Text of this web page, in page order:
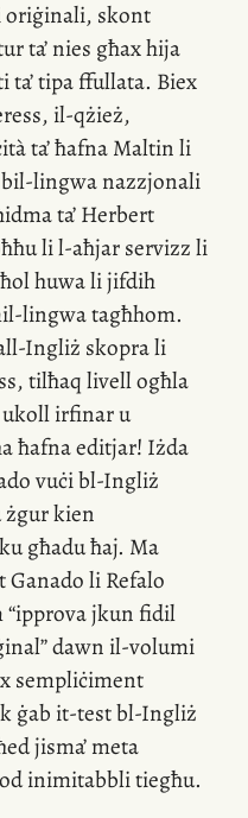
oriġinali, skont
ta’ nies għax hija
tipa ffullata. Biex
il-qżież,
ta’ ħafna Maltin li
bil-lingwanazzjonali
ta’ Herbert
lil-aħjarservizz li
huwa li jifdih
lingwatagħhom.
Ingliż skopra li
tilħaq livell ogħla
ukoll irfinar u
ħafna editjar! Iżda
vuċibl-Ingliż
kien
għadu ħaj. Ma
Ganado li Refalo
jkun fidil
dawn il-volumi
sempliċiment
ġab it-testbl-Ingliż
jisma’ meta
inimitabbli tiegħu.